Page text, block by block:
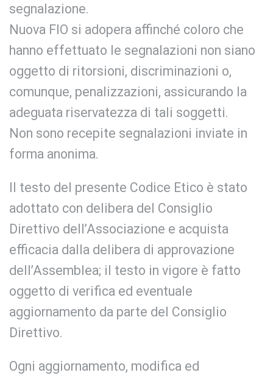
segnalazione.
Nuova FIO si adopera affinché coloro che
hanno effettuato le segnalazioni non siano
oggetto di ritorsioni, discriminazioni o,
comunque, penalizzazioni, assicurando la
adeguata riservatezza di tali soggetti.
Non sono recepite segnalazioni inviate in
forma anonima.
Il testo del presente Codice Etico è stato
adottato con delibera del Consiglio
Direttivo dell’Associazione e acquista
efficacia dalla delibera di approvazione
dell’Assemblea; il testo in vigore è fatto
oggetto di verifica ed eventuale
aggiornamento da parte del Consiglio
Direttivo.
Ogni aggiornamento, modifica ed